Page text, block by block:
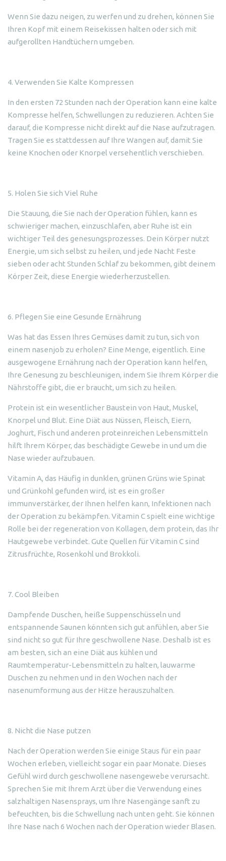
Wenn Sie dazu neigen, zu werfen und zu drehen, können Sie
Ihren Kopf mit einem Reisekissen halten oder sich mit
aufgerollten Handtüchern umgeben.
4. Verwenden Sie Kalte Kompressen
In den ersten 72 Stunden nach der Operation kann eine kalte
Kompresse helfen, Schwellungen zu reduzieren. Achten Sie
darauf, die Kompresse nicht direkt auf die Nase aufzutragen.
Tragen Sie es stattdessen auf Ihre Wangen auf, damit Sie
keine Knochen oder Knorpel versehentlich verschieben.
5. Holen Sie sich Viel Ruhe
Die Stauung, die Sie nach der Operation fühlen, kann es
schwieriger machen, einzuschlafen, aber Ruhe ist ein
wichtiger Teil des genesungsprozesses. Dein Körper nutzt
Energie, um sich selbst zu heilen, und jede Nacht Feste
sieben oder acht Stunden Schlaf zu bekommen, gibt deinem
Körper Zeit, diese Energie wiederherzustellen.
6. Pflegen Sie eine Gesunde Ernährung
Was hat das Essen Ihres Gemüses damit zu tun, sich von
einem nasenjob zu erholen? Eine Menge, eigentlich. Eine
ausgewogene Ernährung nach der Operation kann helfen,
Ihre Genesung zu beschleunigen, indem Sie Ihrem Körper die
Nährstoffe gibt, die er braucht, um sich zu heilen.
Protein ist ein wesentlicher Baustein von Haut, Muskel,
Knorpel und Blut. Eine Diät aus Nüssen, Fleisch, Eiern,
Joghurt, Fisch und anderen proteinreichen Lebensmitteln
hilft Ihrem Körper, das beschädigte Gewebe in und um die
Nase wieder aufzubauen.
Vitamin A, das Häufig in dunklen, grünen Grüns wie Spinat
und Grünkohl gefunden wird, ist es ein großer
immunverstärker, der Ihnen helfen kann, Infektionen nach
der Operation zu bekämpfen. Vitamin C spielt eine wichtige
Rolle bei der regeneration von Kollagen, dem protein, das Ihr
Hautgewebe verbindet. Gute Quellen für Vitamin C sind
Zitrusfrüchte, Rosenkohl und Brokkoli.
7. Cool Bleiben
Dampfende Duschen, heiße Suppenschüsseln und
entspannende Saunen könnten sich gut anfühlen, aber Sie
sind nicht so gut für Ihre geschwollene Nase. Deshalb ist es
am besten, sich an eine Diät aus kühlen und
Raumtemperatur-Lebensmitteln zu halten, lauwarme
Duschen zu nehmen und in den Wochen nach der
nasenumformung aus der Hitze herauszuhalten.
8. Nicht die Nase putzen
Nach der Operation werden Sie einige Staus für ein paar
Wochen erleben, vielleicht sogar ein paar Monate. Dieses
Gefühl wird durch geschwollene nasengewebe verursacht.
Sprechen Sie mit Ihrem Arzt über die Verwendung eines
salzhaltigen Nasensprays, um Ihre Nasengänge sanft zu
befeuchten, bis die Schwellung nach unten geht. Sie können
Ihre Nase nach 6 Wochen nach der Operation wieder Blasen.